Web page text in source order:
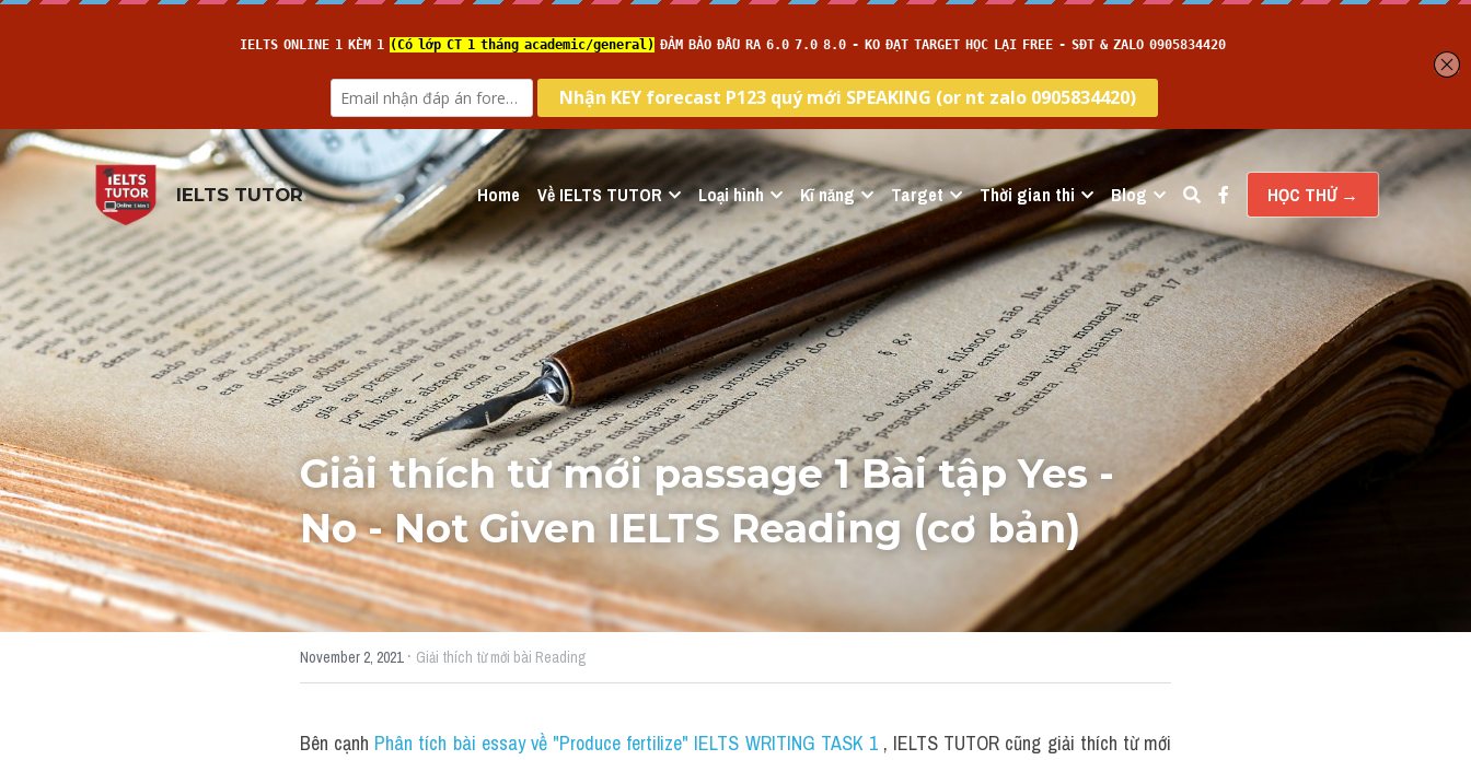
IELTS TUTOR Home Về IELTS TUTOR Loại hình Kĩ năng Target Thời gian thi Blog HỌC THỬ →
Giải thích từ mới passage 1 Bài tập Yes -
No - Not Given IELTS Reading (cơ bản)
November 2, 2021· Giải thích từ mới bài Reading
Bên cạnh Phân tích bài essay về "Produce fertilize" IELTS WRITING TASK 1 , IELTS TUTOR cũng giải thích từ mới